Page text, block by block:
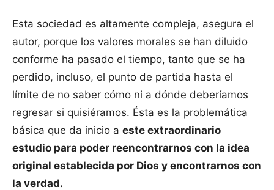
Esta sociedad es altamente compleja, asegura el
autor, porque los valores morales se han diluido
conforme ha pasado el tiempo, tanto que se ha
perdido, incluso, el punto de partida hasta el
límite de no saber cómo ni a dónde deberíamos
regresar si quisiéramos. Ésta es la problemática
básica que da inicio a este extraordinario
estudio para poder reencontrarnos con la idea
original establecida por Dios y encontrarnos con
la verdad.